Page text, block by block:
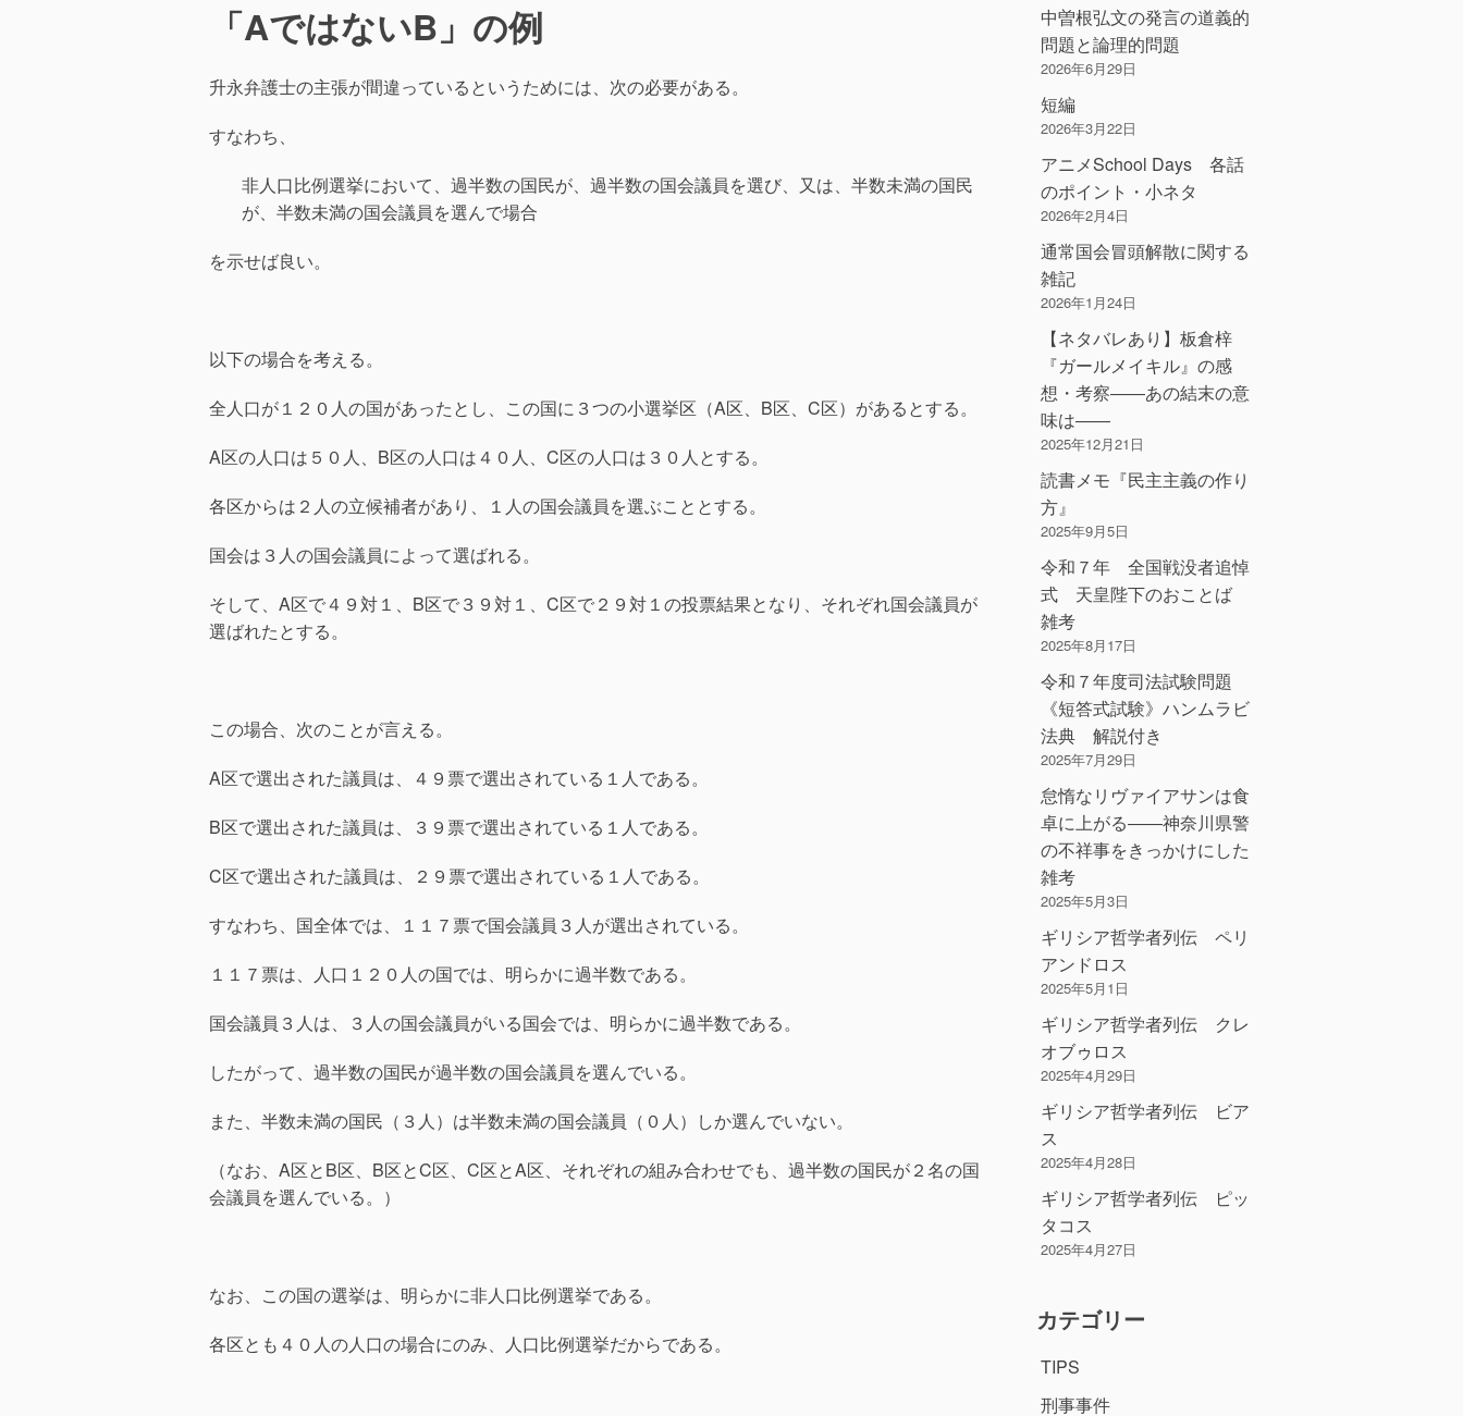
「AではないB」の例
升永弁護士の主張が間違っているというためには、次の必要がある。
すなわち、
非人口比例選挙において、過半数の国民が、過半数の国会議員を選び、又は、半数未満の国民
が、半数未満の国会議員を選んで場合
を示せば良い。
以下の場合を考える。
全人口が１２０人の国があったとし、この国に３つの小選挙区（A区、B区、C区）があるとする。
A区の人口は５０人、B区の人口は４０人、C区の人口は３０人とする。
各区からは２人の立候補者があり、１人の国会議員を選ぶこととする。
国会は３人の国会議員によって選ばれる。
そして、A区で４９対１、B区で３９対１、C区で２９対１の投票結果となり、それぞれ国会議員が
選ばれたとする。
この場合、次のことが言える。
A区で選出された議員は、４９票で選出されている１人である。
B区で選出された議員は、３９票で選出されている１人である。
C区で選出された議員は、２９票で選出されている１人である。
すなわち、国全体では、１１７票で国会議員３人が選出されている。
１１７票は、人口１２０人の国では、明らかに過半数である。
国会議員３人は、３人の国会議員がいる国会では、明らかに過半数である。
したがって、過半数の国民が過半数の国会議員を選んでいる。
また、半数未満の国民（３人）は半数未満の国会議員（０人）しか選んでいない。
（なお、A区とB区、B区とC区、C区とA区、それぞれの組み合わせでも、過半数の国民が２名の国
会議員を選んでいる。）
なお、この国の選挙は、明らかに非人口比例選挙である。
各区とも４０人の人口の場合にのみ、人口比例選挙だからである。
中曽根弘文の発言の道義的
問題と論理的問題
2026年6月29日
短編
2026年3月22日
アニメSchool Days 各話
のポイント・小ネタ
2026年2月4日
通常国会冒頭解散に関する
雑記
2026年1月24日
【ネタバレあり】板倉梓
『ガールメイキル』の感
想・考察――あの結末の意
味は――
2025年12月21日
読書メモ『民主主義の作り
方』
2025年9月5日
令和７年 全国戦没者追悼
式 天皇陛下のおことば
雑考
2025年8月17日
令和７年度司法試験問題
《短答式試験》ハンムラビ
法典 解説付き
2025年7月29日
怠惰なリヴァイアサンは食
卓に上がる――神奈川県警
の不祥事をきっかけにした
雑考
2025年5月3日
ギリシア哲学者列伝 ペリ
アンドロス
2025年5月1日
ギリシア哲学者列伝 クレ
オブゥロス
2025年4月29日
ギリシア哲学者列伝 ビア
ス
2025年4月28日
ギリシア哲学者列伝 ピッ
タコス
2025年4月27日
カテゴリー
TIPS
刑事事件